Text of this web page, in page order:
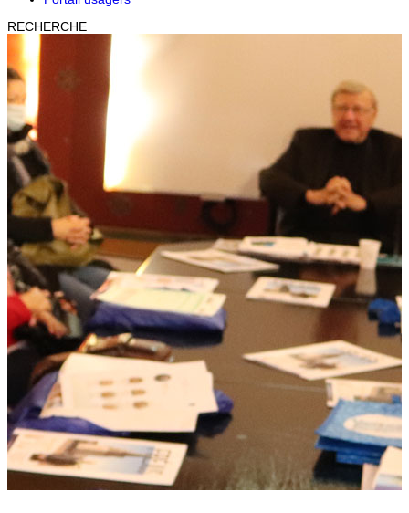
RECHERCHE